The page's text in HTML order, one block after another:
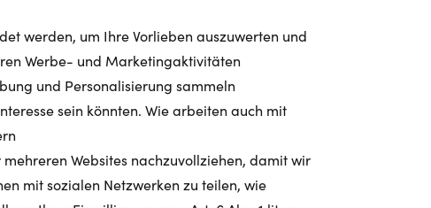
werden, um Ihre Vorlieben auszuwerten und
Werbe- und Marketingaktivitäten
und Personalisierung sammeln
sein könnten. Wie arbeiten auch mit
Websites nachzuvollziehen, damit wir
mit sozialen Netzwerken zu teilen, wie